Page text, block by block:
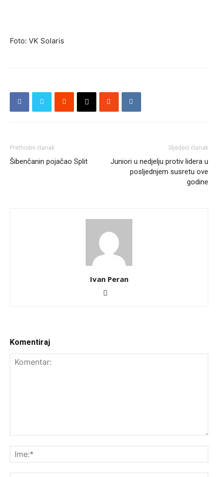
Foto: VK Solaris
Prethodni članak
Šibenčanin pojačao Split
Sljedeći članak
Juniori u nedjelju protiv lidera u
posljednjem susretu ove
godine
Ivan Peran
Komentiraj